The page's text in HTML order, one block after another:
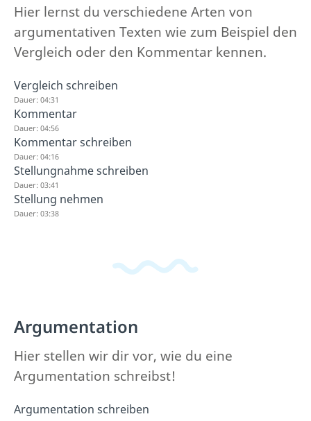
Hier lernst du verschiedene Arten von
argumentativen Texten wie zum Beispiel den
Vergleich oder den Kommentar kennen.
Vergleich schreiben
Dauer: 04:31
Kommentar
Dauer: 04:56
Kommentar schreiben
Dauer: 04:16
Stellungnahme schreiben
Dauer: 03:41
Stellung nehmen
Dauer: 03:38
Argumentation
Hier stellen wir dir vor, wie du eine
Argumentation schreibst!
Argumentation schreiben